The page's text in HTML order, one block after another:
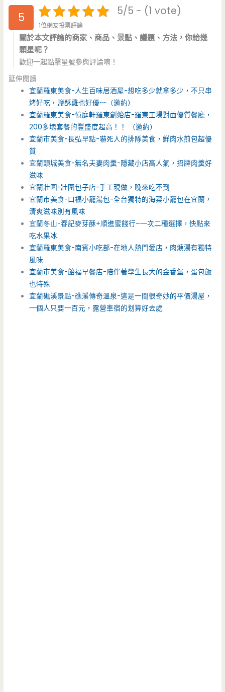
5 5/5 - (1 vote)
1位網友投票評論
關於本文評論的商家、商品、景點、議題、方法，你給幾
顆星呢？
歡迎一起點擊星號參與評論唷！
延伸閱讀
宜蘭羅東美食-人生百味居酒屋-想吃多少就拿多少，不只串
烤好吃，鹽酥雞也好優~~（邀約）
宜蘭羅東美食-憶庭軒羅東創始店-羅東工場對面優質餐廳，
200多塊套餐的豐盛度超高！！ （邀約）
宜蘭市美食-長弘早點-嚇死人的排隊美食，鮮肉水煎包超優
質
宜蘭頭城美食-無名夫妻肉羹-隱藏小店高人氣，招牌肉羹好
滋味
宜蘭壯圍-壯圍包子店-手工現做，晚來吃不到
宜蘭市美食-口福小籠湯包-全台獨特的海菜小籠包在宜蘭，
清爽滋味別有風味
宜蘭冬山-春記麥芽酥+順進蜜餞行–一次二種選擇，快點來
吃水果冰
宜蘭羅東美食-南賓小吃部-在地人熱門愛店，肉焿湯有獨特
風味
宜蘭市美食-飴福早餐店-陪伴著學生長大的金香堡，蛋包飯
也特殊
宜蘭礁溪景點-礁溪傳奇溫泉-這是一間很奇妙的平價湯屋，
一個人只要一百元，露營車宿的划算好去處